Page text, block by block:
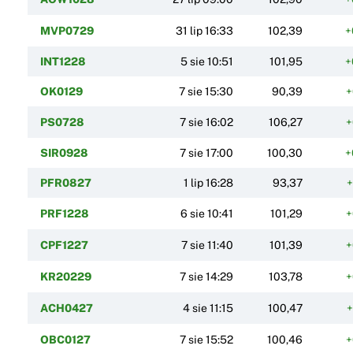
MVP0729 31 lip 16:33 102,39
INT1228 5 sie 10:51 101,95
OK0129 7 sie 15:30 90,39
PS0728 7 sie 16:02 106,27
SIR0928 7 sie 17:00 100,30
PFR0827 1 lip 16:28 93,37
PRF1228 6 sie 10:41 101,29
CPF1227 7 sie 11:40 101,39
KR20229 7 sie 14:29 103,78
ACH0427 4 sie 11:15 100,47
OBC0127 7 sie 15:52 100,46